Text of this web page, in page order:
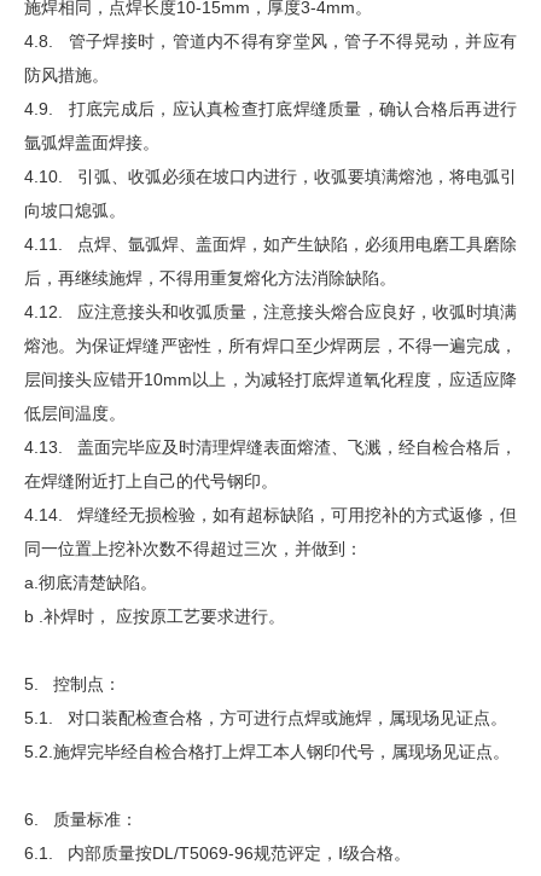
施焊相同，点焊长度10-15mm，厚度3-4mm。
4.8. 管子焊接时，管道内不得有穿堂风，管子不得晃动，并应有
防风措施。
4.9. 打底完成后，应认真检查打底焊缝质量，确认合格后再进行
氩弧焊盖面焊接。
4.10. 引弧、收弧必须在坡口内进行，收弧要填满熔池，将电弧引
向坡口熄弧。
4.11. 点焊、氩弧焊、盖面焊，如产生缺陷，必须用电磨工具磨除
后，再继续施焊，不得用重复熔化方法消除缺陷。
4.12. 应注意接头和收弧质量，注意接头熔合应良好，收弧时填满
熔池。为保证焊缝严密性，所有焊口至少焊两层，不得一遍完成，
层间接头应错开10mm以上，为减轻打底焊道氧化程度，应适应降
低层间温度。
4.13. 盖面完毕应及时清理焊缝表面熔渣、飞溅，经自检合格后，
在焊缝附近打上自己的代号钢印。
4.14. 焊缝经无损检验，如有超标缺陷，可用挖补的方式返修，但
同一位置上挖补次数不得超过三次，并做到：
a.彻底清楚缺陷。
b .补焊时， 应按原工艺要求进行。
5. 控制点：
5.1. 对口装配检查合格，方可进行点焊或施焊，属现场见证点。
5.2.施焊完毕经自检合格打上焊工本人钢印代号，属现场见证点。
6. 质量标准：
6.1. 内部质量按DL/T5069-96规范评定，Ⅰ级合格。